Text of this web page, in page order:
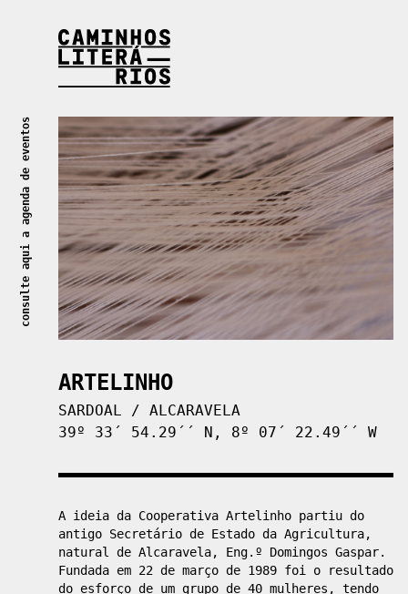
consulte aqui a agenda de eventos
ARTELINHO
SARDOAL / ALCARAVELA
39º 33´ 54.29´´ N, 8º 07´ 22.49´´ W
A ideia da Cooperativa Artelinho partiu do
antigo Secretário de Estado da Agricultura,
natural de Alcaravela, Eng.º Domingos Gaspar.
Fundada em 22 de março de 1989 foi o resultado
do esforço de um grupo de 40 mulheres, tendo